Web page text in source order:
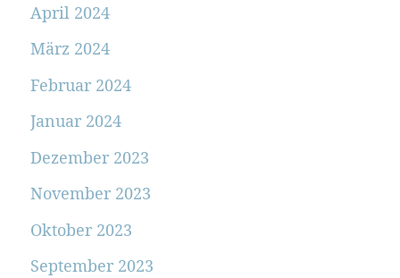
April 2024
März 2024
Februar 2024
Januar 2024
Dezember 2023
November 2023
Oktober 2023
September 2023